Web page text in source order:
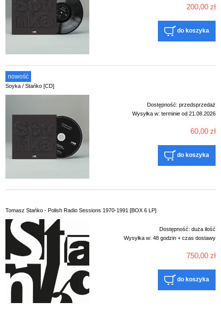
200,00 zł
do koszyka
Soyka / Stańko [CD]
Dostępność: przedsprzedaż
Wysyłka w: terminie od 21.08.2026
60,00 zł
do koszyka
nowość
Tomasz Stańko - Polish Radio Sessions 1970-1991 [BOX 6 LP]
Dostępność: duża ilość
Wysyłka w: 48 godzin + czas dostawy
750,00 zł
do koszyka